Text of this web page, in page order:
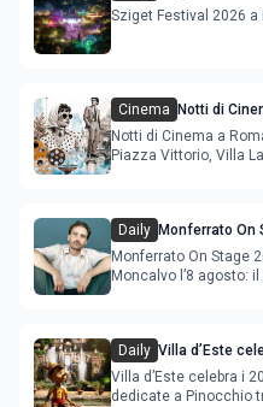
Sziget Festival 2026
Cinema
Notti di
agosto
Notti di Cinema a
Piazza Vittorio, Villa
Daily Monferrato On
Monferrato On Stage
Moncalvo l’8 agosto:
Daily Villa d’Este
con cinema,
Villa d’Este celebra i
dedicate a Pinocchio